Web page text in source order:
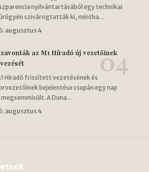
nyilvántartásából egy technikai
szivárogtatták ki, mintha…
augusztus 4
az M1 Híradó új vezetőinek
Híradó frissített vezetésének és
bejelentése csupán egy nap
A Duna…
augusztus 4